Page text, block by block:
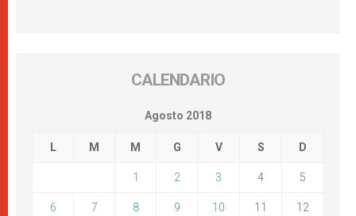
CALENDARIO
Agosto 2018
L M M G V S D
1 2 3 4 5
6 7 8 9 10 11 12